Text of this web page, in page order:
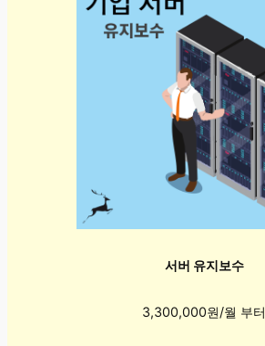
서버 유지보수
3,300,000원/월 부터